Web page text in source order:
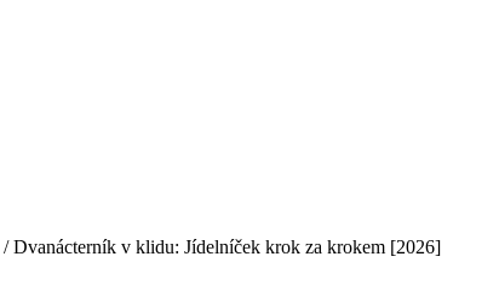
/ Dvanácterník v klidu: Jídelníček krok za krokem [2026]